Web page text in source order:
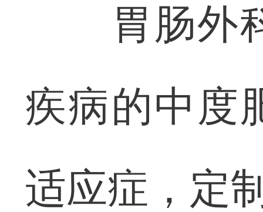
胃肠外科
疾病的中度
适应症，定